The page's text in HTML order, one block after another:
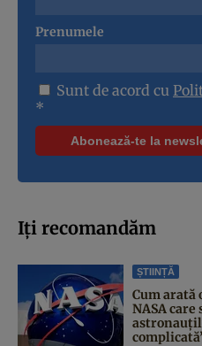
Prenumele
Sunt de acord cu
*
Iți recomandăm
ȘTIINȚĂ
Cum arată
NASA